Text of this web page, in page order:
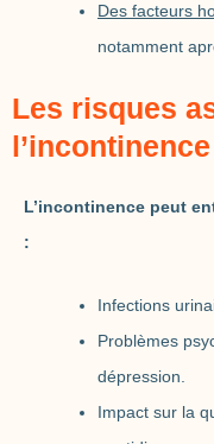
Des facteurs
notamment
Les risques
L’incontinence peut
:
Infections
Problèmes
dépression.
Impact sur la